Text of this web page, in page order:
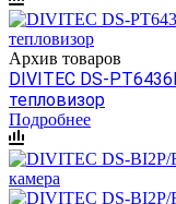
Архив товаров
DIVITEC DS-
тепловизор
Подробнее